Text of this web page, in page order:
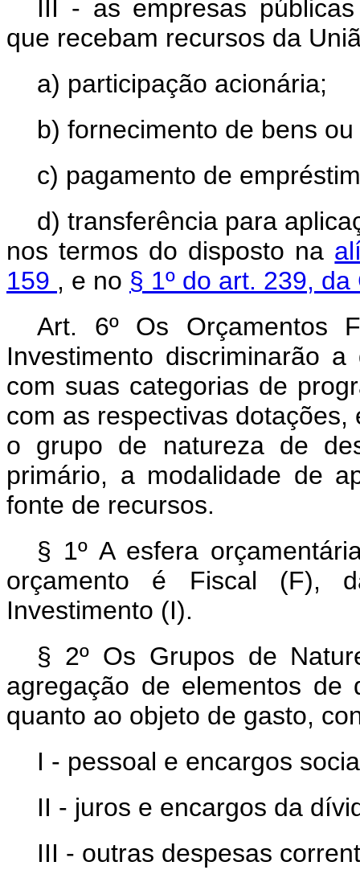
III - as empresas
que recebam recursos da
a) participação acionária;
b) fornecimento de bens
c) pagamento de
d) transferência para
nos termos do disposto na
159 , e no § 1º do art. 239,
Art. 6º Os Orçamentos
Investimento discriminarão
com suas categorias de
com as respectivas
o grupo de natureza de
primário, a modalidade de
fonte de recursos.
§ 1º A esfera
orçamento é Fiscal (F),
Investimento (I).
§ 2º Os Grupos de
agregação de elementos de
quanto ao objeto de gasto,
I - pessoal e encargos
II - juros e encargos da
III - outras despesas